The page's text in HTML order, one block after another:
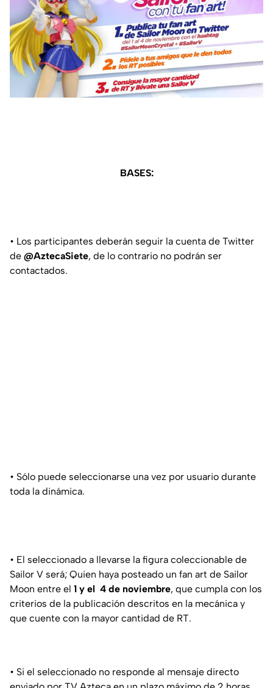
BASES:
• Los participantes deberán seguir la cuenta de Twitter
de @AztecaSiete, de lo contrario no podrán ser
contactados.
• Sólo puede seleccionarse una vez por usuario durante
toda la dinámica.
• El seleccionado a llevarse la figura coleccionable de
Sailor V será; Quien haya posteado un fan art de Sailor
Moon entre el 1 y el 4 de noviembre, que cumpla con los
criterios de la publicación descritos en la mecánica y
que cuente con la mayor cantidad de RT.
• Si el seleccionado no responde al mensaje directo